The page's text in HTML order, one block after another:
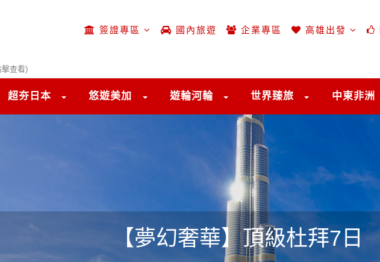
簽證專區 國內旅遊 企業專區 高雄出發
查看)
超夯日本 悠遊美加 遊輪河輪 世界臻旅 中東非洲
【夢幻奢華】頂級杜拜7日